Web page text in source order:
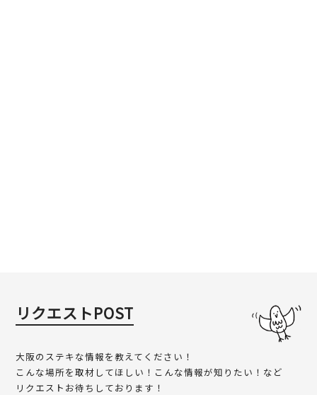
リクエストPOST
大阪のステキな情報を教えてください！
こんな場所を取材してほしい！こんな情報が知りたい！など
リクエストお待ちしております！